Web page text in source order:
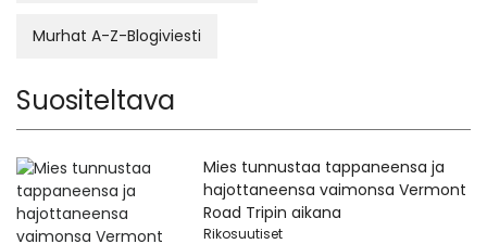
Murhat A-Z-Blogiviesti
Suositeltava
Mies tunnustaa tappaneensa ja
hajottaneensa vaimonsa Vermont
Road Tripin aikana
Rikosuutiset